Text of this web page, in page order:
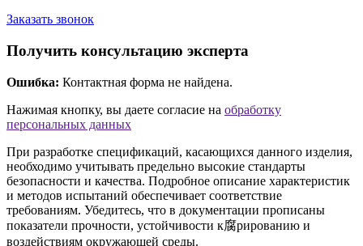
Заказать звонок
Получить консультацию эксперта
Ошибка: Контактная форма не найдена.
Нажимая кнопку, вы даете согласие на обработку
персональных данных
При разработке спецификаций, касающихся данного изделия,
необходимо учитывать предельно высокие стандарты
безопасности и качества. Подробное описание характеристик
и методов испытаний обеспечивает соответствие
требованиям. Убедитесь, что в документации прописаны
показатели прочности, устойчивости к腐рированию и
воздействиям окружающей среды.